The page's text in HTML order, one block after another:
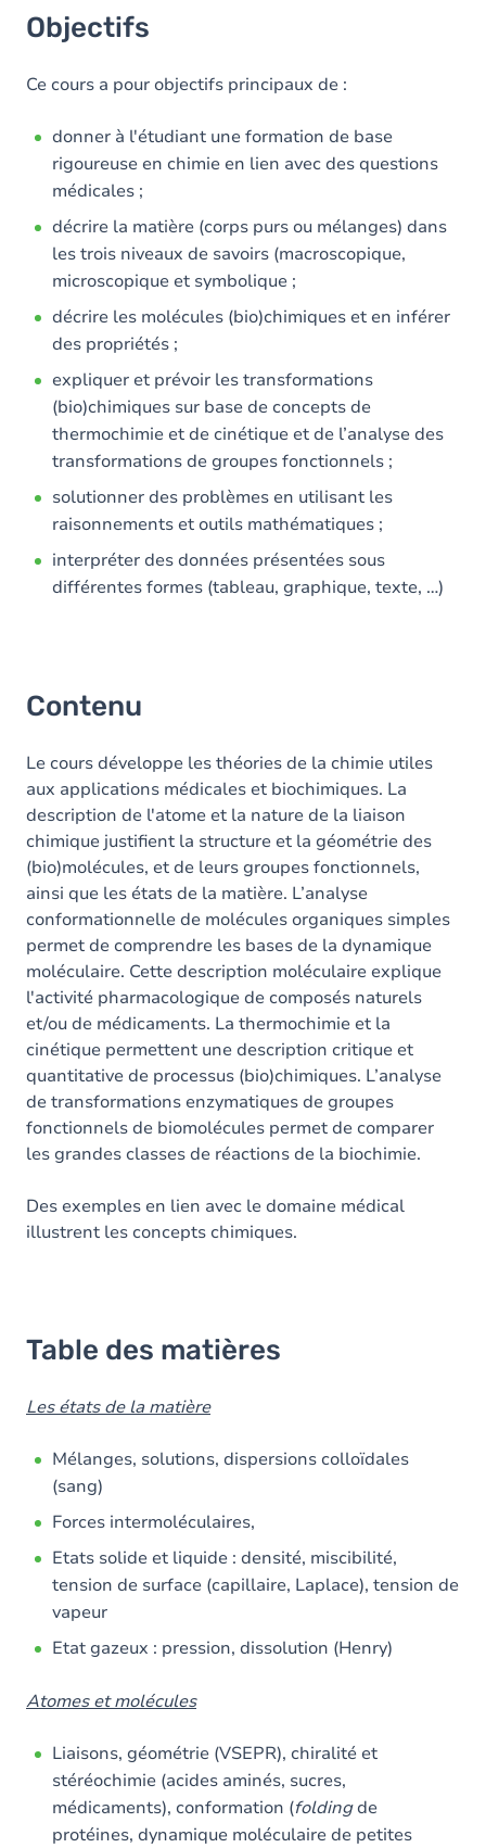
Objectifs
Ce cours a pour objectifs principaux de :
donner à l'étudiant une formation de base
rigoureuse en chimie en lien avec des questions
médicales ;
décrire la matière (corps purs ou mélanges) dans
les trois niveaux de savoirs (macroscopique,
microscopique et symbolique ;
décrire les molécules (bio)chimiques et en inférer
des propriétés ;
expliquer et prévoir les transformations
(bio)chimiques sur base de concepts de
thermochimie et de cinétique et de l’analyse des
transformations de groupes fonctionnels ;
solutionner des problèmes en utilisant les
raisonnements et outils mathématiques ;
interpréter des données présentées sous
différentes formes (tableau, graphique, texte, …)
Contenu
Le cours développe les théories de la chimie utiles
aux applications médicales et biochimiques. La
description de l'atome et la nature de la liaison
chimique justifient la structure et la géométrie des
(bio)molécules, et de leurs groupes fonctionnels,
ainsi que les états de la matière. L’analyse
conformationnelle de molécules organiques simples
permet de comprendre les bases de la dynamique
moléculaire. Cette description moléculaire explique
l'activité pharmacologique de composés naturels
et/ou de médicaments. La thermochimie et la
cinétique permettent une description critique et
quantitative de processus (bio)chimiques. L’analyse
de transformations enzymatiques de groupes
fonctionnels de biomolécules permet de comparer
les grandes classes de réactions de la biochimie.
Des exemples en lien avec le domaine médical
illustrent les concepts chimiques.
Table des matières
Les états de la matière
Mélanges, solutions, dispersions colloïdales
(sang)
Forces intermoléculaires,
Etats solide et liquide : densité, miscibilité,
tension de surface (capillaire, Laplace), tension de
vapeur
Etat gazeux : pression, dissolution (Henry)
Atomes et molécules
Liaisons, géométrie (VSEPR), chiralité et
stéréochimie (acides aminés, sucres,
médicaments), conformation (foldingde
protéines, dynamique moléculaire de petites